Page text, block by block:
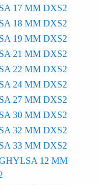
17 MM DXS2
18 MM DXS2
19 MM DXS2
21 MM DXS2
22 MM DXS2
24 MM DXS2
27 MM DXS2
30 MM DXS2
32 MM DXS2
33 MM DXS2
12 MM